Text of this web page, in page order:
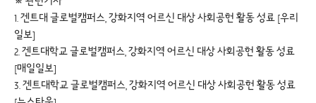
1. 겐트대 글로벌캠퍼스, 강화지역 어르신 대상 사회공헌 활동 성료 [우리
일보]
2. 겐트대학교 글로벌캠퍼스, 강화지역 어르신 대상 사회공헌 활동 성료
[매일일보]
3. 겐트대학교 글로벌캠퍼스, 강화지역 어르신 대상 사회공헌 활동 성료